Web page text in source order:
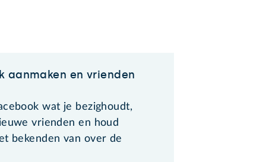
aanmaken en vrienden
wat je bezighoudt,
vrienden en houd
bekenden van over de